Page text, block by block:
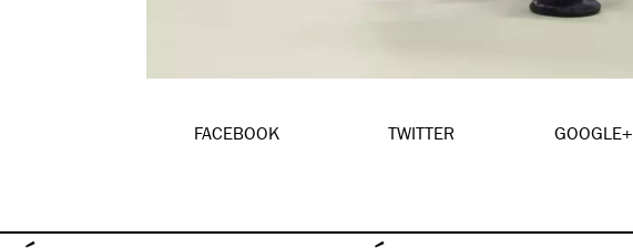
FACEBOOK TWITTER GOOGLE+